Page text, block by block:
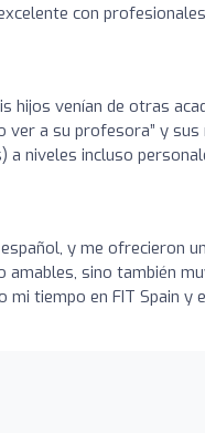
con
hijos venían de otras
ver a su profesora” y
niveles incluso
y me ofrecieron
sino también
tiempo en FIT Spain y